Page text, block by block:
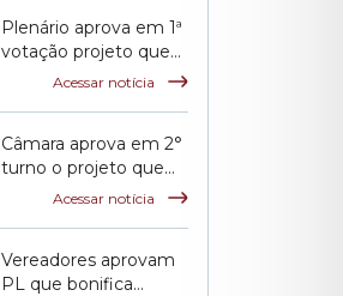
Plenário aprova em 1ª
votação projeto que
propõe reajuste
Acessar notícia
Câmara aprova em 2°
turno o projeto que
reajusta o salário dos
Acessar notícia
Vereadores aprovam
PL que bonifica